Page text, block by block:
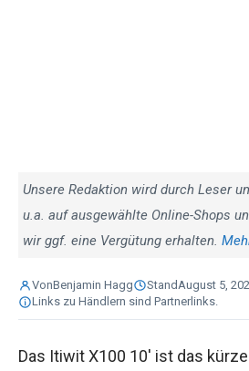
Unsere Redaktion wird durch Leser
u.a. auf ausgewählte Online-Shops
wir ggf. eine Vergütung erhalten.
VonBenjamin Hagg StandAugust 5,
Links zu Händlern sind Partnerlinks.
Das Itiwit X100 10' ist das